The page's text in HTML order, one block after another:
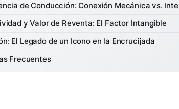
de Conducción: Conexión Mecánica vs.
y Valor de Reventa: El Factor Intangible
El Legado de un Icono en la Encrucijada
Frecuentes